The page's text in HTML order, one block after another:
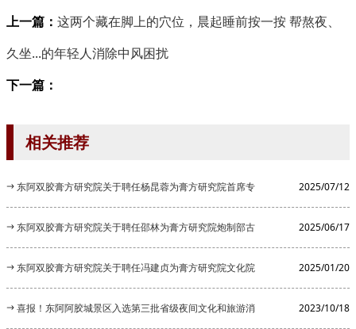
上一篇： 这两个藏在脚上的穴位，晨起睡前按一按 帮熬夜、
久坐...的年轻人消除中风困扰
下一篇：
相关推荐
东阿双胶膏方研究院关于聘任杨昆蓉为膏方研究院首席专
家的公告
2025/07/12
东阿双胶膏方研究院关于聘任邵林为膏方研究院炮制部古
法炮制顾...
2025/06/17
东阿双胶膏方研究院关于聘任冯建贞为膏方研究院文化院
长的公告
2025/01/20
喜报！东阿阿胶城景区入选第三批省级夜间文化和旅游消 2023/10/18